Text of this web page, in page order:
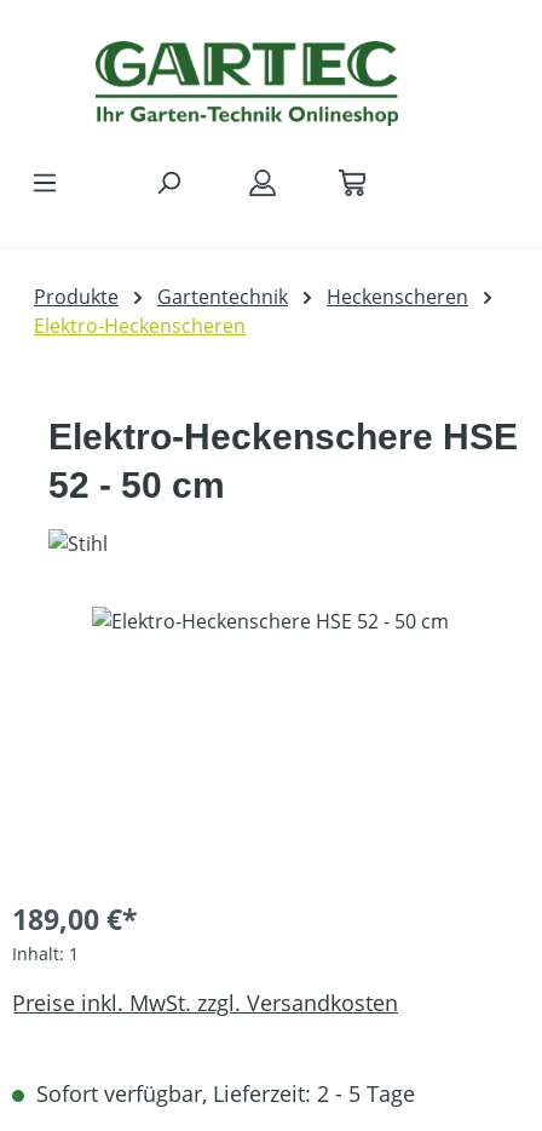
Produkte Gartentechnik
Heckenscheren
Elektro-Heckenscheren
Elektro-Heckenschere HSE
52 - 50 cm
Bildergalerie überspringen
189,00 €*
Inhalt: 1
Preise inkl. MwSt. zzgl. Versandkosten
Sofort verfügbar, Lieferzeit: 2 - 5 Tage